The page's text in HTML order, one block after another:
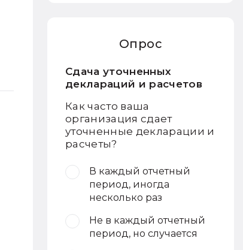
Опрос
Сдача уточненных
деклараций и расчетов
Как часто ваша
организация сдает
уточненные декларации и
расчеты?
В каждый отчетный
период, иногда
несколько раз
Не в каждый отчетный
период, но случается